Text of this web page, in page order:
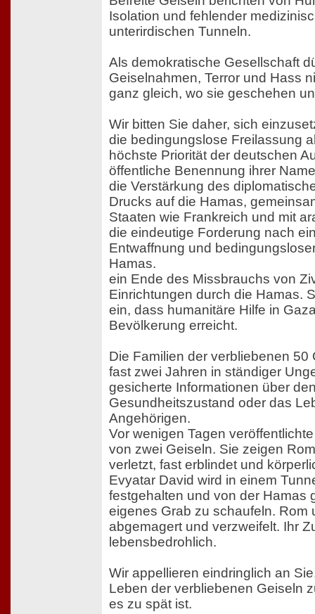
Isolation und fehlender
unterirdischen Tunneln.
Als demokratische Gesellschaft
Geiselnahmen, Terror und Hass
ganz gleich, wo sie geschehen
Wir bitten Sie daher, sich
die bedingungslose Freilassung
höchste Priorität der deutschen
öffentliche Benennung ihrer
die Verstärkung des
Drucks auf die Hamas,
Staaten wie Frankreich und mit
die eindeutige Forderung nach
Entwaffnung und
Hamas.
ein Ende des Missbrauchs von
Einrichtungen durch die Hamas.
ein, dass humanitäre Hilfe in
Bevölkerung erreicht.
Die Familien der verbliebenen 50
fast zwei Jahren in ständiger
gesicherte Informationen über
Gesundheitszustand oder das
Angehörigen.
Vor wenigen Tagen
von zwei Geiseln. Sie zeigen
verletzt, fast erblindet und
Evyatar David wird in einem
festgehalten und von der Hamas
eigenes Grab zu schaufeln. Rom
abgemagert und verzweifelt. Ihr
lebensbedrohlich.
Wir appellieren eindringlich an
Leben der verbliebenen Geiseln
es zu spät ist.